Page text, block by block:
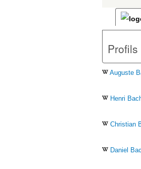
Auguste
Henri
Christian
Daniel